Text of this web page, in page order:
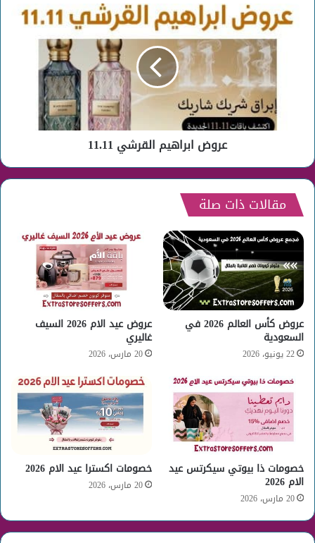
عروض
ابراهيم
القرشي
عروض ابراهيم القرشي 11.11
مقالات ذات صلة
عروض كأس العالم 2026 في
السعودية
22 يونيو، 2026
عروض عيد الام 2026 السيف
غاليري
20 مارس، 2026
خصومات ذا بيوتي سيكرتس عيد
الام 2026
20 مارس، 2026
خصومات اكسترا عيد الام 2026
20 مارس، 2026